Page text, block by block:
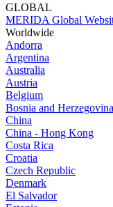
GLOBAL
MERIDA Global
Worldwide
Andorra
Argentina
Australia
Austria
Belgium
Bosnia and Herzegovina
China
China - Hong Kong
Costa Rica
Croatia
Czech Republic
Denmark
El Salvador